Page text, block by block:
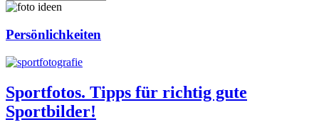
Persönlichkeiten
Sportfotos. Tipps für richtig gute
Sportbilder!